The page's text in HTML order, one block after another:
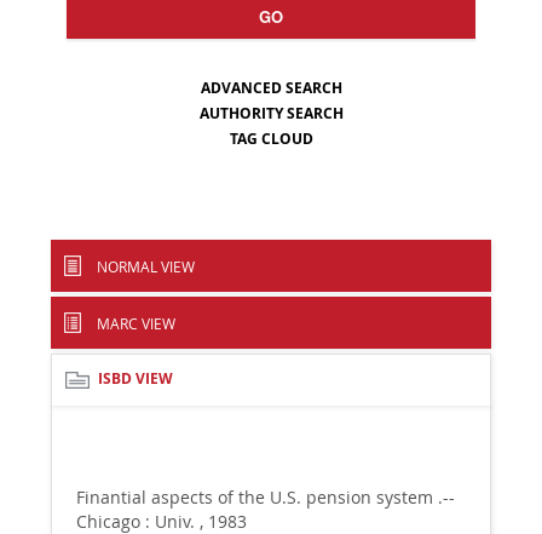
GO
ADVANCED SEARCH
AUTHORITY SEARCH
TAG CLOUD
NORMAL VIEW
MARC VIEW
ISBD VIEW
Finantial aspects of the U.S. pension system .--
Chicago : Univ. , 1983